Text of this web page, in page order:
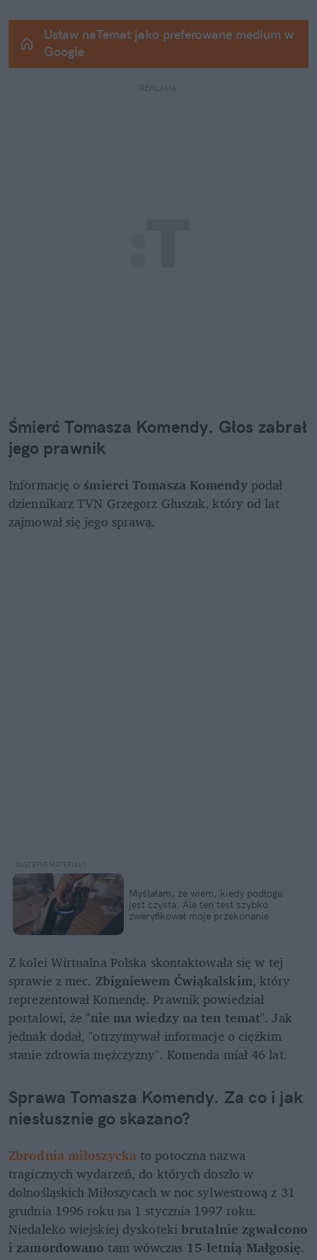
Ustaw naTemat jako preferowane medium w
Google
REKLAMA
Śmierć Tomasza Komendy. Głos zabrał
jego prawnik
Informację o śmierci Tomasza Komendy podał
dziennikarz TVN Grzegorz Głuszak, który od lat
zajmował się jego sprawą.
Myślałam, że wiem, kiedy podłoga
jest czysta. Ale ten test szybko
zweryfikował moje przekonanie
Z kolei Wirtualna Polska skontaktowała się w tej
sprawie z mec. Zbigniewem Ćwiąkalskim, który
reprezentował Komendę. Prawnik powiedział
portalowi, że "nie ma wiedzy na ten temat". Jak
jednak dodał, "otrzymywał informacje o ciężkim
stanie zdrowia mężczyzny". Komenda miał 46 lat.
Sprawa Tomasza Komendy. Za co i jak
niesłusznie go skazano?
Zbrodnia miłoszycka to potoczna nazwa
tragicznych wydarzeń, do których doszło w
dolnośląskich Miłoszycach w noc sylwestrową z 31
grudnia 1996 roku na 1 stycznia 1997 roku.
Niedaleko wiejskiej dyskoteki brutalnie zgwałcono
i zamordowano tam wówczas 15-letnią Małgosię.